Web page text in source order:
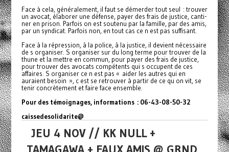
Face à cela, géné­­ra­­le­­ment, il faut se démer­­der tout seul : trou­­ver
un avocat, élaborer une défense, payer des frais de jus­­tice, can­­ti­­
ner en prison. Parfois on est sou­­tenu par la famille, par des amis,
par un syn­­di­­cat. Parfois non, en tout cas ce n est pas suf­­fi­­sant.
Face à la répres­­sion, à la police, à la jus­­tice, il devient néces­­saire
de s orga­­ni­­ser. S orga­­ni­­ser sur du long terme pour trou­­ver de la
thune et la mettre en commun, pour payer des frais de jus­­tice,
pour trou­­ver des avo­­cats com­pé­tents qui s occu­­pent de ces
affai­­res. S orga­­ni­­ser ce n est pas « aider les autres qui en
auraient besoin », c est se retrou­­ver à partir de ce qu on vit, se
tenir concrè­­te­­ment et faire face ensem­­ble.
Pour des témoi­gna­ges, infor­ma­tions : 06-43-08-50-32
cais­se­de­so­li­da­rite@
JEU 4 NOV // KK NULL +